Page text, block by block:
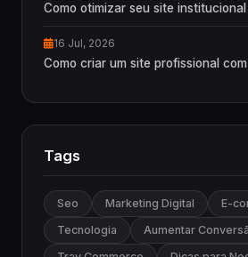
Como otimizar seu site institucional
16 Jul, 2026
Como criar um site profissional
Tags
Seo Marketing Digital
E-
Tecnologia
Aumentar